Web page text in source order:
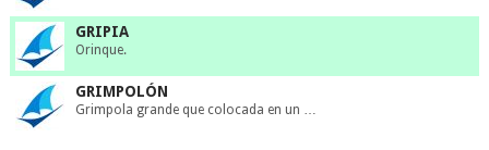
GRIPIA
Orinque.
GRIMPOLÓN
Grimpola grande que colocada en un …